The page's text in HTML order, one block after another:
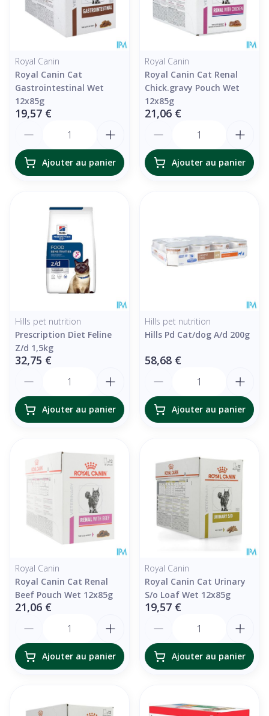
Royal Canin
Royal Canin Cat
Gastrointestinal Wet
12x85g
19,57 €
Ajouter au panier
Royal Canin
Royal Canin Cat Renal
Chick.gravy Pouch Wet
12x85g
21,06 €
Ajouter au panier
Hills pet nutrition
Prescription Diet Feline
Z/d 1,5kg
32,75 €
Ajouter au panier
Hills pet nutrition
Hills Pd Cat/dog A/d 200g
58,68 €
Ajouter au panier
Royal Canin
Royal Canin Cat Renal
Beef Pouch Wet 12x85g
21,06 €
Ajouter au panier
Royal Canin
Royal Canin Cat Urinary
S/o Loaf Wet 12x85g
19,57 €
Ajouter au panier